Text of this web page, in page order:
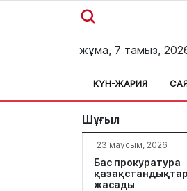
жұма, 7 тамыз,
КҮН-ЖАРИЯ
Шұғыл
23 маусым, 2026
Бас прокуратура
жасады